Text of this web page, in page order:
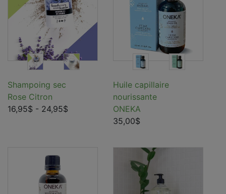
Shampoing sec
Rose Citron
16,95$ - 24,95$
Huile capillaire
nourissante
ONEKA
35,00$